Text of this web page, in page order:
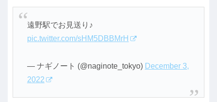
遠野駅でお見送り♪
pic.twitter.com/sHM5DBBMrH
— ナギノート (@naginote_tokyo) December 3,
2022